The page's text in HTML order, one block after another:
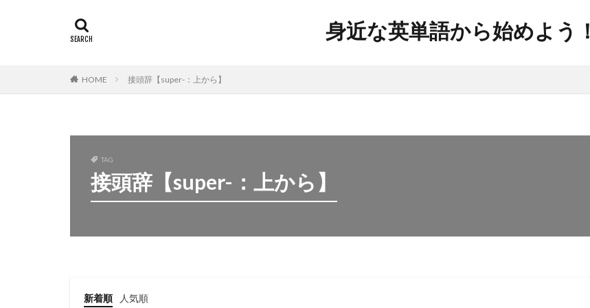
身近な英単語から始めよう！
HOME 接頭辞【super-：上から】
TAG
接頭辞【super-：上から】
新着順 人気順